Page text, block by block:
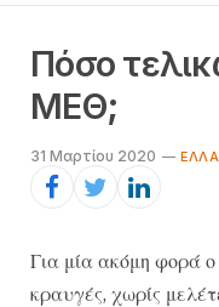
Πόσο
ΜΕΘ;
31 Μαρτίου 2020
Για μία ακόμη φορά ο
κραυγές, χωρίς